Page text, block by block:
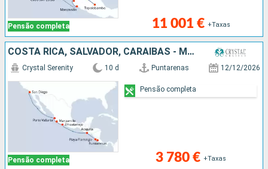
Pensão completa 11 001 € +Taxas
COSTA RICA, SALVADOR, CARAIBAS - MEXICO, ESTADOS UNIDOS
Pensão completa
Crystal Serenity 10 d Puntarenas 12/12/2026
3 780 € +Taxas
Pensão completa